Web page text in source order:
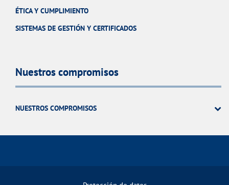
ÉTICA Y CUMPLIMIENTO
SISTEMAS DE GESTIÓN Y CERTIFICADOS
Nuestros compromisos
NUESTROS COMPROMISOS